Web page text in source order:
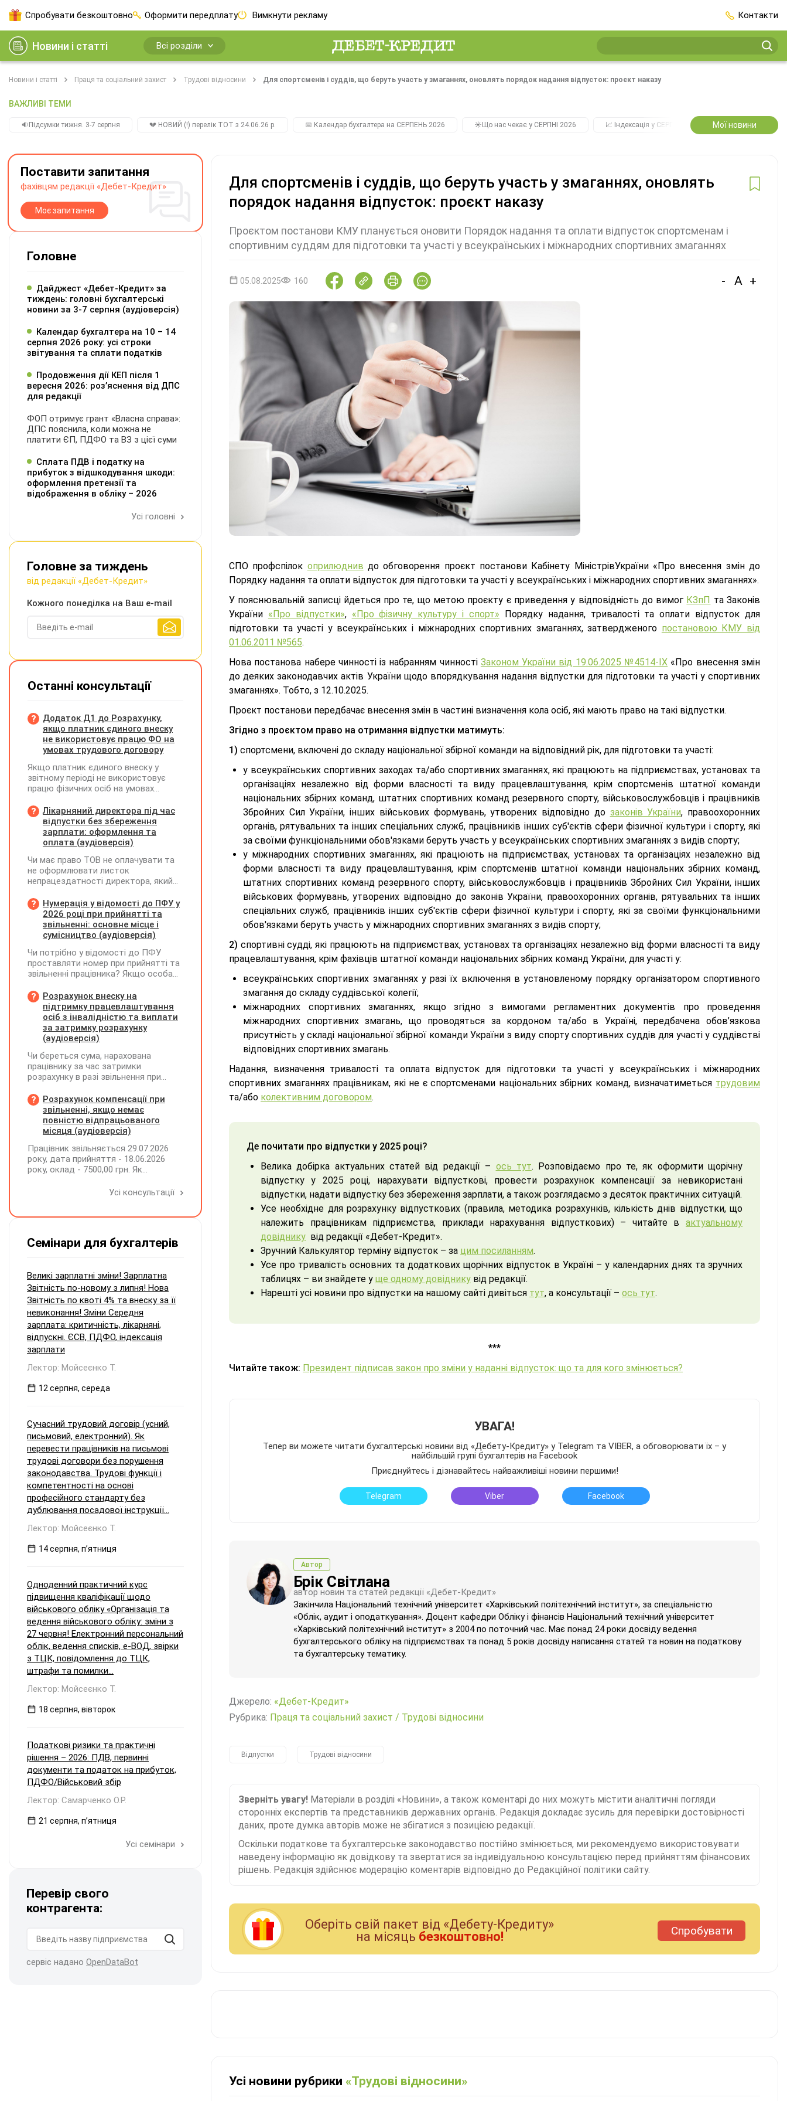
Спробувати безкоштовно Оформити передплату Вимкнути рекламу Контакти
Новини і статті Всі розділи
Новини і статті Праця та соціальний захист Трудові відносини Для спортсменів і суддів, що беруть участь у змаганнях, оновлять порядок надання відпусток: проєкт наказу
ВАЖЛИВІ ТЕМИ
🔉Підсумки тижня. 3-7 серпня 💔 НОВИЙ (!) перелік ТОТ з 24.06.26 р. 📅 Календар бухгалтера на СЕРПЕНЬ 2026 ☀️Що нас чекає у СЕРПНІ 2026 📈 Індексація у СЕРПНІ 2️⃣0️⃣2️⃣7️⃣ Усі ключові
Мої новини
Для спортсменів і суддів, що беруть участь у змаганнях, оновлять
порядок надання відпусток: проєкт наказу
Проєктом постанови КМУ планується оновити Порядок надання та оплати відпусток спортсменам і
спортивним суддям для підготовки та участі у всеукраїнських і міжнародних спортивних змаганнях
05.08.2025 160 - A +
СПО профспілок оприлюднив до обговорення проєкт постанови Кабінету МіністрівУкраїни «Про внесення змін до
Порядку надання та оплати відпусток для підготовки та участі у всеукраїнських і міжнародних спортивних змаганнях».
У пояснювальній записці йдеться про те, що метою проєкту є приведення у відповідність до вимог КЗпП та Законів
України «Про відпустки», «Про фізичну культуру і спорт» Порядку надання, тривалості та оплати відпусток для
підготовки та участі у всеукраїнських і міжнародних спортивних змаганнях, затвердженого постановою КМУ від
01.06.2011 №565.
Нова постанова набере чинності із набранням чинності Законом України від 19.06.2025 №4514-ІХ «Про внесення змін
до деяких законодавчих актів України щодо впорядкування надання відпустки для підготовки та участі у спортивних
змаганнях». Тобто, з 12.10.2025.
Проєкт постанови передбачає внесення змін в частині визначення кола осіб, які мають право на такі відпустки.
Згідно з проєктом право на отримання відпустки матимуть:
1) спортсмени, включені до складу національної збірної команди на відповідний рік, для підготовки та участі:
у всеукраїнських спортивних заходах та/або спортивних змаганнях, які працюють на підприємствах, установах та
організаціях незалежно від форми власності та виду працевлаштування, крім спортсменів штатної команди
національних збірних команд, штатних спортивних команд резервного спорту, військовослужбовців і працівників
Збройних Сил України, інших військових формувань, утворених відповідно до законів України, правоохоронних
органів, рятувальних та інших спеціальних служб, працівників інших суб'єктів сфери фізичної культури і спорту, які
за своїми функціональними обов'язками беруть участь у всеукраїнських спортивних змаганнях з видів спорту;
у міжнародних спортивних змаганнях, які працюють на підприємствах, установах та організаціях незалежно від
форми власності та виду працевлаштування, крім спортсменів штатної команди національних збірних команд,
штатних спортивних команд резервного спорту, військовослужбовців і працівників Збройних Сил України, інших
військових формувань, утворених відповідно до законів України, правоохоронних органів, рятувальних та інших
спеціальних служб, працівників інших суб'єктів сфери фізичної культури і спорту, які за своїми функціональними
обов'язками беруть участь у міжнародних спортивних змаганнях з видів спорту;
2) спортивні судді, які працюють на підприємствах, установах та організаціях незалежно від форми власності та виду
працевлаштування, крім фахівців штатної команди національних збірних команд України, для участі у:
всеукраїнських спортивних змаганнях у разі їх включення в установленому порядку організатором спортивного
змагання до складу суддівської колегії;
міжнародних спортивних змаганнях, якщо згідно з вимогами регламентних документів про проведення
міжнародних спортивних змагань, що проводяться за кордоном та/або в Україні, передбачена обов’язкова
присутність у складі національної збірної команди України з виду спорту спортивних суддів для участі у суддівстві
відповідних спортивних змагань.
Надання, визначення тривалості та оплата відпусток для підготовки та участі у всеукраїнських і міжнародних
спортивних змаганнях працівникам, які не є спортсменами національних збірних команд, визначатиметься трудовим
та/або колективним договором.
Де почитати про відпустки у 2025 році?
Велика добірка актуальних статей від редакції – ось тут. Розповідаємо про те, як оформити щорічну
відпустку у 2025 році, нарахувати відпусткові, провести розрахунок компенсації за невикористані
відпустки, надати відпустку без збереження зарплати, а також розглядаємо з десяток практичних ситуацій.
Усе необхідне для розрахунку відпусткових (правила, методика розрахунків, кількість днів відпустки, що
належить працівникам підприємства, приклади нарахування відпусткових) – читайте в актуальному
довіднику від редакції «Дебет-Кредит».
Зручний Калькулятор терміну відпусток – за цим посиланням.
Усе про тривалість основних та додаткових щорічних відпусток в Україні – у календарних днях та зручних
таблицях – ви знайдете у ще одному довіднику від редакції.
Нарешті усі новини про відпустки на нашому сайті дивіться тут, а консультації – ось тут.
***
Читайте також: Президент підписав закон про зміни у наданні відпусток: що та для кого змінюється?
УВАГА!
Тепер ви можете читати бухгалтерські новини від «Дебету-Кредиту» у Telegram та VIBER, а обговорювати їх – у
найбільшій групі бухгалтерів на Facebook
Приєднуйтесь і дізнавайтесь найважливіші новини першими!
Telegram Viber Facebook
Автор
Брік Світлана
автор новин та статей редакції «Дебет-Кредит»
Закінчила Національний технічний університет «Харківський політехнічний інститут», за спеціальністю
«Облік, аудит і оподаткування». Доцент кафедри Обліку і фінансів Національний технічний університет
«Харківський політехнічний інститут» з 2004 по поточний час. Має понад 24 роки досвіду ведення
бухгалтерського обліку на підприємствах та понад 5 років досвіду написання статей та новин на податкову
та бухгалтерську тематику.
Джерело: «Дебет-Кредит»
Рубрика: Праця та соціальний захист / Трудові відносини
Відпустки Трудові відносини
Зверніть увагу! Матеріали в розділі «Новини», а також коментарі до них можуть містити аналітичні погляди
сторонніх експертів та представників державних органів. Редакція докладає зусиль для перевірки достовірності
даних, проте думка авторів може не збігатися з позицією редакції.
Оскільки податкове та бухгалтерське законодавство постійно змінюється, ми рекомендуємо використовувати
наведену інформацію як довідкову та звертатися за індивідуальною консультацією перед прийняттям фінансових
рішень. Редакція здійснює модерацію коментарів відповідно до Редакційної політики сайту.
Оберiть свiй пакет вiд «Дебету-Кредиту»
на мiсяць безкоштовно! Спробувати
Усі новини рубрики «Трудові відносини»
Поставити запитання
фахівцям редакції «Дебет-Кредит»
Моє запитання
Головне
Дайджест «Дебет-Кредит» за
тиждень: головні бухгалтерські
новини за 3-7 серпня (аудіоверсія)
Календар бухгалтера на 10 – 14
серпня 2026 року: усі строки
звітування та сплати податків
Продовження дії КЕП після 1
вересня 2026: розʼяснення від ДПС
для редакції
ФОП отримує грант «Власна справа»:
ДПС пояснила, коли можна не
платити ЄП, ПДФО та ВЗ з цієї суми
Сплата ПДВ і податку на
прибуток з відшкодування шкоди:
оформлення претензії та
відображення в обліку – 2026
Усі головні
Головне за тиждень
від редакції «Дебет-Кредит»
Кожного понеділка на Ваш e-mail
Останні консультації
Додаток Д1 до Розрахунку,
якщо платник єдиного внеску
не використовує працю ФО на
умовах трудового договору
Якщо платник єдиного внеску у
звітному періоді не використовує
працю фізичних осіб на умовах
на інших умовах, передбачених
законодавством, Додаток Д1/
Додаток ФІЗ-Д1 за відповідний
період не подається
Лікарняний директора під час
відпустки без збереження
зарплати: оформлення та
оплата (аудіоверсія)
Чи має право ТОВ не оплачувати та
не оформлювати листок
непрацездатності директора, який
збереження заробітної плати під час
призупинення діяльності
підприємства?
Нумерація у відомості до ПФУ у
2026 році при прийнятті та
звільненні: основне місце і
сумісництво (аудіоверсія)
Чи потрібно у відомості до ПФУ
проставляти номер при прийнятті та
звільненні працівника? Якщо особа
місцем роботи та за сумісництвом,
чи рахується це як два роботодавці?
Розрахунок внеску на
підтримку працевлаштування
осіб з інвалідністю та виплати
за затримку розрахунку
(аудіоверсія)
Чи береться сума, нарахована
працівнику за час затримки
розрахунку в разі звільнення при
заробітної плати (винагороди), для
розрахунку внеску на підтримку
працевлаштування осіб з
інвалідністю?
Розрахунок компенсації при
звільненні, якщо немає
повністю відпрацьованого
місяця (аудіоверсія)
Працівник звільняється 29.07.2026
року, дата прийняття - 18.06.2026
року, оклад - 7500,00 грн. Як
невикористаних днів відпустки при
Усі консультації
Семінари для бухгалтерів
Великі зарплатні зміни! Зарплатна
Звітність по-новому з липня! Нова
Звітність по квоті 4% та внеску за її
невиконання! Зміни Середня
зарплата: критичність, лікарняні,
відпускні. ЄСВ, ПДФО, індексація
зарплати
Лектор: Мойсеєнко Т.
12 серпня, середа
Сучасний трудовий договір (усний,
письмовий, електронний). Як
перевести працівників на письмові
трудові договори без порушення
законодавства. Трудові функції і
компетентності на основі
професійного стандарту без
дублювання посадової інструкції...
Лектор: Мойсеєнко Т.
14 серпня, пʼятниця
Одноденний практичний курс
підвищення кваліфікації щодо
військового обліку «Організація та
ведення військового обліку: зміни з
27 червня! Електронний персональний
облік, ведення списків, е-ВОД, звірки
з ТЦК, повідомлення до ТЦК,
штрафи та помилки...
Лектор: Мойсеєнко Т.
18 серпня, вівторок
Податкові ризики та практичні
рішення – 2026: ПДВ, первинні
документи та податок на прибуток,
ПДФО/Військовий збір
Лектор: Самарченко О.Р.
21 серпня, пʼятниця
Усі семінари
Перевір свого
контрагента:
сервіс надано OpenDataBot